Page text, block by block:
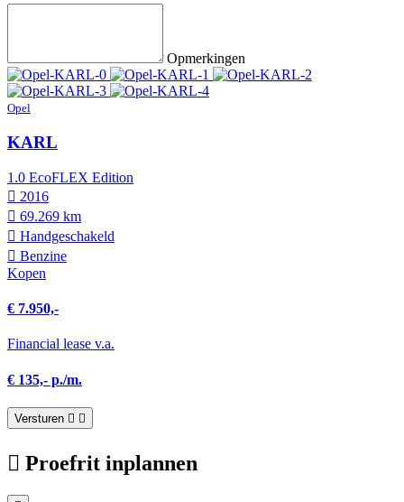
Opmerkingen
Opel
KARL
1.0 EcoFLEX Edition
2016
69.269 km
Hand­geschakeld
Benzine
Kopen
€ 7.950,-
Financial lease v.a.
€ 135,- p./m.
Versturen
Proefrit inplannen